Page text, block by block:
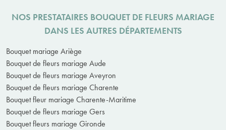
NOS PRESTATAIRES BOUQUET DE FLEURS MARIAGE
DANS LES AUTRES DÉPARTEMENTS
Bouquet mariage Ariège
Bouquet de fleurs mariage Aude
Bouquet de fleurs mariage Aveyron
Bouquet de fleurs mariage Charente
Bouquet fleur mariage Charente-Maritime
Bouquet de fleurs mariage Gers
Bouquet fleurs mariage Gironde